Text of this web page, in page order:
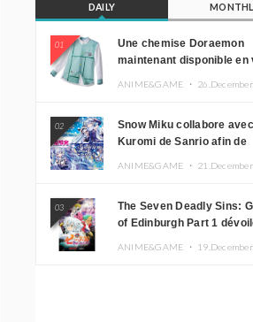
DAILY
01
Une chemise Doraemon
maintenant disponible en
ANIME&GAME ・
02
Snow Miku collabore avec
Kuromi de Sanrio afin de
ANIME&GAME ・
03
The Seven Deadly Sins:
of Edinburgh Part 1
ANIME&GAME ・